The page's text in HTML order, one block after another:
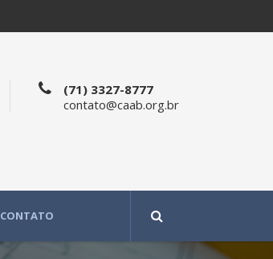
(71) 3327-8777
contato@caab.org.br
CONTATO